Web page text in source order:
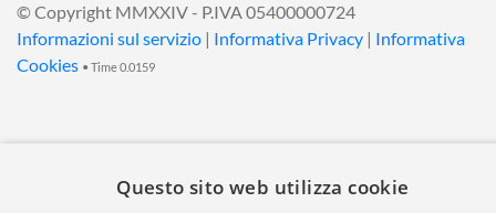
© Copyright MMXXIV - P.IVA 05400000724
Informazioni sul servizio | Informativa Privacy | Informativa
Cookies • Time 0.0159
Questo sito web utilizza cookie